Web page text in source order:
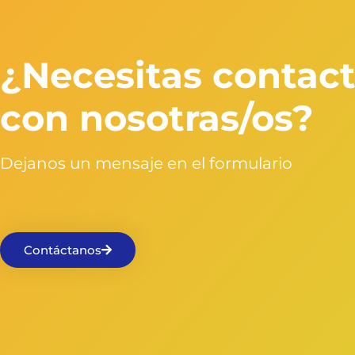
¿Necesitas
con nosotras/os?
Dejanos un mensaje en el formulario
Contáctanos